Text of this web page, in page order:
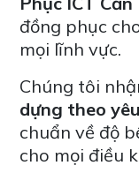
đồng phục
mọi lĩnh vực.
Chúng tôi
dựng theo
chuẩn về độ
cho mọi điều